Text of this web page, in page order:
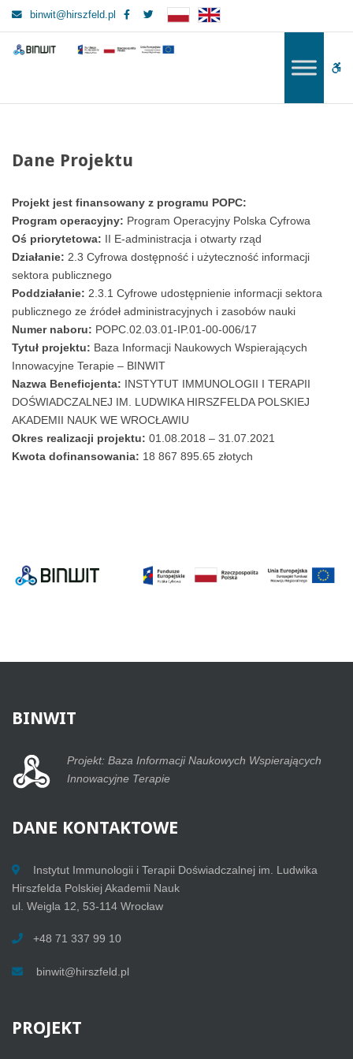
Projektu
binwit@hirszfeld.pl Facebook
BINWIT
Twitter
BINWIT
Dane Projektu
Projekt jest finansowany z programu POPC:
Program operacyjny: Program Operacyjny Polska Cyfrowa
Oś priorytetowa: II E-administracja i otwarty rząd
Działanie: 2.3 Cyfrowa dostępność i użyteczność informacji
sektora publicznego
Poddziałanie: 2.3.1 Cyfrowe udostępnienie informacji sektora
publicznego ze źródeł administracyjnych i zasobów nauki
Numer naboru: POPC.02.03.01-IP.01-00-006/17
Tytuł projektu: Baza Informacji Naukowych Wspierających
Innowacyjne Terapie – BINWIT
Nazwa Beneficjenta: INSTYTUT IMMUNOLOGII I TERAPII
DOŚWIADCZALNEJ IM. LUDWIKA HIRSZFELDA POLSKIEJ
AKADEMII NAUK WE WROCŁAWIU
Okres realizacji projektu: 01.08.2018 – 31.07.2021
Kwota dofinansowania: 18 867 895.65 złotych
BINWIT
Projekt: Baza Informacji Naukowych Wspierających
Innowacyjne Terapie
DANE KONTAKTOWE
Instytut Immunologii i Terapii Doświadczalnej im. Ludwika
Hirszfelda Polskiej Akademii Nauk
ul. Weigla 12, 53-114 Wrocław
+48 71 337 99 10
binwit@hirszfeld.pl
PROJEKT